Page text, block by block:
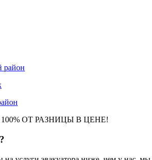
район
ОТ РАЗНИЦЫ В ЦЕНЕ!